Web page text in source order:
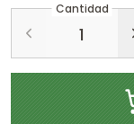
Cantidad